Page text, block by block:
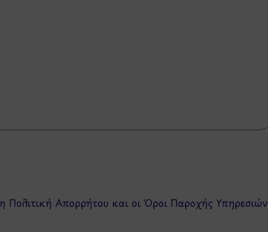
Πολιτική Απορρήτου και οιΌροι Παροχής Υπηρεσιών